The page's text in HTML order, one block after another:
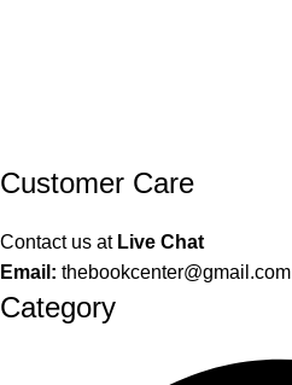
Customer Care
Contact us at Live Chat
Email: thebookcenter@gmail.com
Category